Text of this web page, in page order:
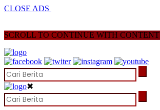
CLOSE ADS
SCROLL TO CONTINUE WITH CONTENT
✖